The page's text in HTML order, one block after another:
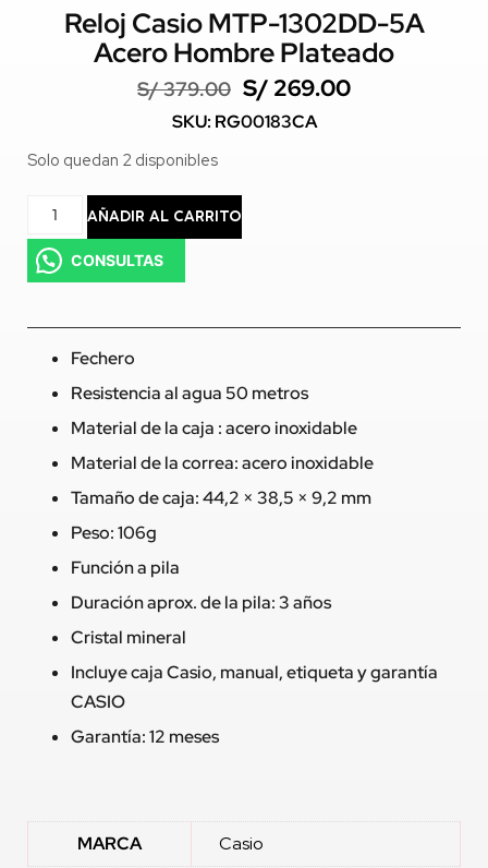
Reloj Casio MTP-1302DD-5A
Acero Hombre Plateado
S/379.00 S/ 269.00
SKU: RG00183CA
Solo quedan 2 disponibles
AÑADIR AL CARRITO
CONSULTAS
Fechero
Resistencia al agua 50 metros
Material de la caja : acero inoxidable
Material de la correa: acero inoxidable
Tamaño de caja: 44,2 × 38,5 × 9,2 mm
Peso: 106g
Función a pila
Duración aprox. de la pila: 3 años
Cristal mineral
Incluye caja Casio, manual, etiqueta y garantía
CASIO
Garantía: 12 meses
MARCA Casio